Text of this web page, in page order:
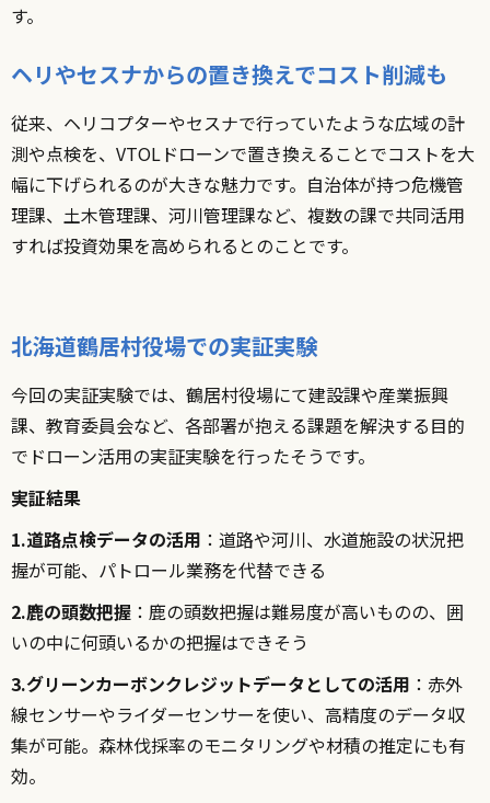
す。
ヘリやセスナからの置き換えでコスト削減も
従来、ヘリコプターやセスナで行っていたような広域の計
測や点検を、VTOLドローンで置き換えることでコストを大
幅に下げられるのが大きな魅力です。自治体が持つ危機管
理課、土木管理課、河川管理課など、複数の課で共同活用
すれば投資効果を高められるとのことです。
北海道鶴居村役場での実証実験
今回の実証実験では、鶴居村役場にて建設課や産業振興
課、教育委員会など、各部署が抱える課題を解決する目的
でドローン活用の実証実験を行ったそうです。
実証結果
1.道路点検データの活用 ：道路や河川、水道施設の状況把
握が可能、パトロール業務を代替できる
2.鹿の頭数把握 ：鹿の頭数把握は難易度が高いものの、囲
いの中に何頭いるかの把握はできそう
3.グリーンカーボンクレジットデータとしての活用 ：赤外
線センサーやライダーセンサーを使い、高精度のデータ収
集が可能。森林伐採率のモニタリングや材積の推定にも有
効。